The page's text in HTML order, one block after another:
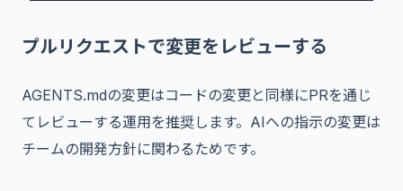
プルリクエストで変更をレビューする
AGENTS.mdの変更はコードの変更と同様にPRを通じ
てレビューする運用を推奨します。AIへの指示の変更は
チームの開発方針に関わるためです。